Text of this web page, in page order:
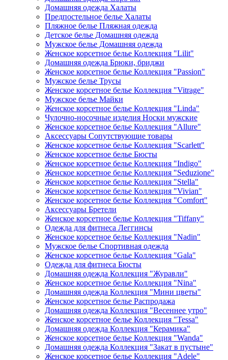
Домашняя одежда Халаты
Предпостельное белье Халаты
Пляжное белье Пляжная одежда
Детское белье Домашняя одежда
Мужское белье Домашняя одежда
Женское корсетное белье Коллекция "Lilit"
Домашняя одежда Брюки, бриджи
Женское корсетное белье Коллекция "Passion"
Мужское белье Трусы
Женское корсетное белье Коллекция "Vitrage"
Мужское белье Майки
Женское корсетное белье Коллекция "Linda"
Чулочно-носочные изделия Носки мужские
Женское корсетное белье Коллекция "Allure"
Аксессуары Сопутствующие товары
Женское корсетное белье Коллекция "Scarlett"
Женское корсетное белье Бюсты
Женское корсетное белье Коллекция "Indigo"
Женское корсетное белье Коллекция "Seduzione"
Женское корсетное белье Коллекция "Stella"
Женское корсетное белье Коллекция "Vivian"
Женское корсетное белье Коллекция "Comfort"
Аксессуары Бретели
Женское корсетное белье Коллекция "Tiffany"
Одежда для фитнеса Леггинсы
Женское корсетное белье Коллекция "Nadin"
Мужское белье Спортивная одежда
Женское корсетное белье Коллекция "Gala"
Одежда для фитнеса Бюсты
Домашняя одежда Коллекция "Журавли"
Женское корсетное белье Коллекция "Nina"
Домашняя одежда Коллекция "Мини цветы"
Женское корсетное белье Распродажа
Домашняя одежда Коллекция "Весеннее утро"
Женское корсетное белье Коллекция "Tessa"
Домашняя одежда Коллекция "Керамика"
Женское корсетное белье Коллекция "Wanda"
Домашняя одежда Коллекция "Закат в пустыне"
Женское корсетное белье Коллекция "Adele"